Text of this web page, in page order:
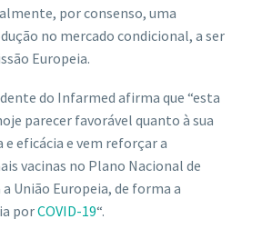
por consenso, uma
no mercado condicional, a ser
Europeia.
do Infarmed afirma que “esta
parecer favorável quanto à sua
e eficácia e vem reforçar a
vacinas no Plano Nacional de
União Europeia, de forma a
porCOVID-19“.